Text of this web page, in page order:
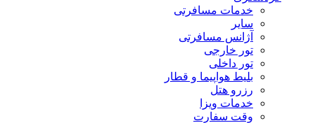
خدمات مسافرتی
سایر
آژانس مسافرتی
تور خارجی
تور داخلی
بلیط هواپیما و قطار
رزرو هتل
خدمات ویزا
وقت سفارت